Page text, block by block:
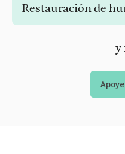
Restauración de
Mantener el equilibrio
y